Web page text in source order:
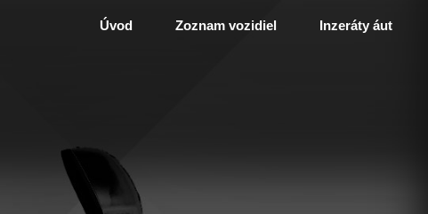
Úvod Zoznam vozidiel Inzeráty áut